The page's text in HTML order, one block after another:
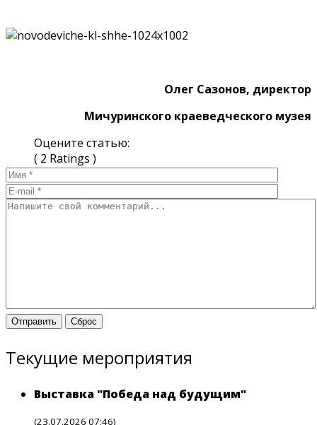
Олег Сазонов, директор
Мичуринского краеведческого музея
Оцените статью:
( 2 Ratings )
Отправить Сброс
Текущие мероприятия
Выставка "Победа над будущим"
(23.07.2026 07:46)